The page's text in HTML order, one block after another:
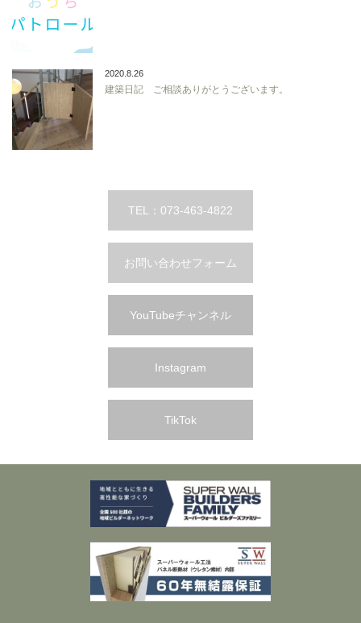
2020.8.26
建築日記 ご相談ありがとうございます。
TEL：073-463-4822
お問い合わせフォーム
YouTubeチャンネル
Instagram
TikTok